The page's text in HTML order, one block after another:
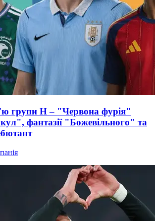
групи Н – "Червона фурія"
фантазії "Божевільного" та